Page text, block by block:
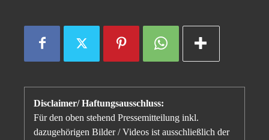
Disclaimer/ Haftungsausschluss:
Für den oben stehend Pressemitteilung inkl.
dazugehörigen Bilder / Videos ist ausschließlich der